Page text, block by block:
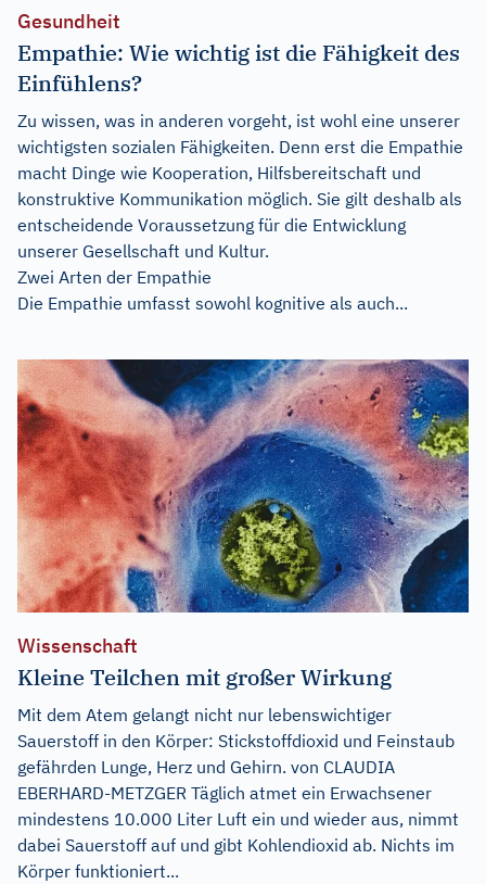
Gesundheit
Empathie: Wie wichtig ist die Fähigkeit des
Einfühlens?
Zu wissen, was in anderen vorgeht, ist wohl eine unserer
wichtigsten sozialen Fähigkeiten. Denn erst die Empathie
macht Dinge wie Kooperation, Hilfsbereitschaft und
konstruktive Kommunikation möglich. Sie gilt deshalb als
entscheidende Voraussetzung für die Entwicklung
unserer Gesellschaft und Kultur.
Zwei Arten der Empathie
Die Empathie umfasst sowohl kognitive als auch...
Wissenschaft
Kleine Teilchen mit großer Wirkung
Mit dem Atem gelangt nicht nur lebenswichtiger
Sauerstoff in den Körper: Stickstoffdioxid und Feinstaub
gefährden Lunge, Herz und Gehirn. von CLAUDIA
EBERHARD-METZGER Täglich atmet ein Erwachsener
mindestens 10.000 Liter Luft ein und wieder aus, nimmt
dabei Sauerstoff auf und gibt Kohlendioxid ab. Nichts im
Körper funktioniert...